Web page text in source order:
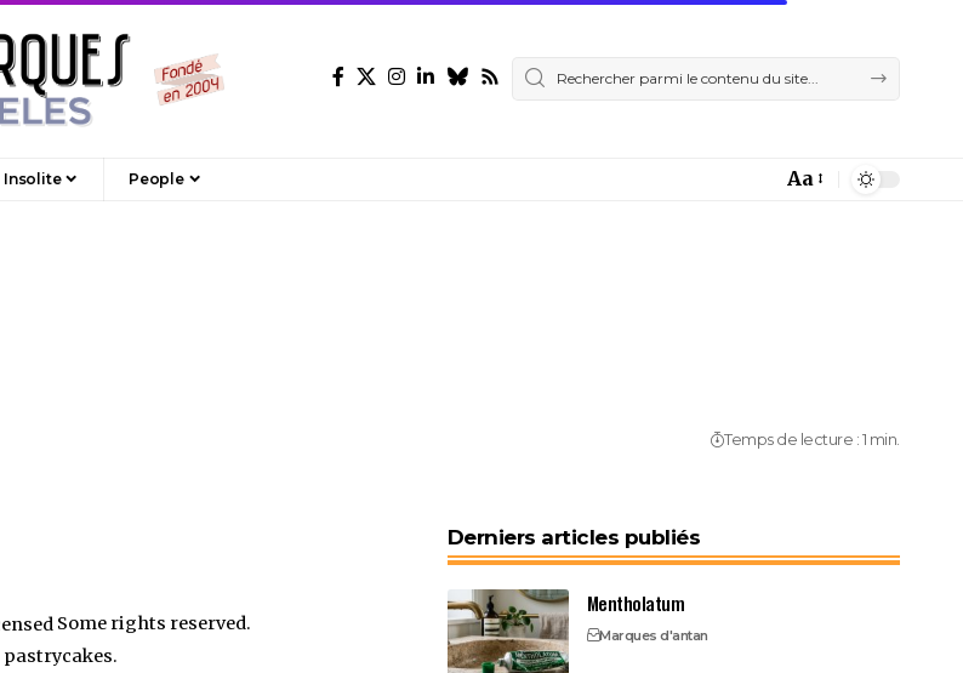
Insolite People
Font
Aa
Temps de lecture : 1 min.
Some rights reserved.
pastrycakes.
Derniers articles publiés
Mentholatum
Marques d'antan